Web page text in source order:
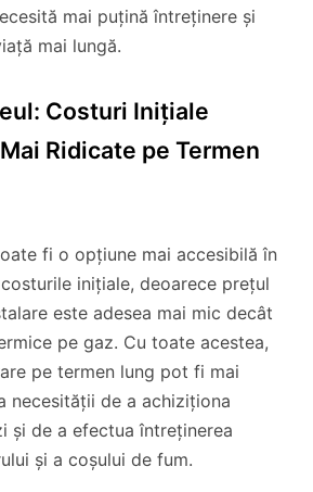
mai puțină întreținere și
mai lungă.
Costuri Inițiale
Ridicate pe Termen
fi o opțiune mai accesibilă în
inițiale, deoarece prețul
este adesea mai mic decât
pe gaz. Cu toate acestea,
pe termen lung pot fi mai
necesității de a achiziționa
și de a efectua întreținerea
și a coșului de fum.